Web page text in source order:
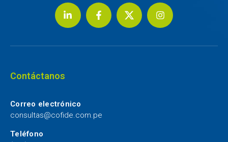
Contáctanos
Correo electrónico
consultas@cofide.com.pe
Teléfono